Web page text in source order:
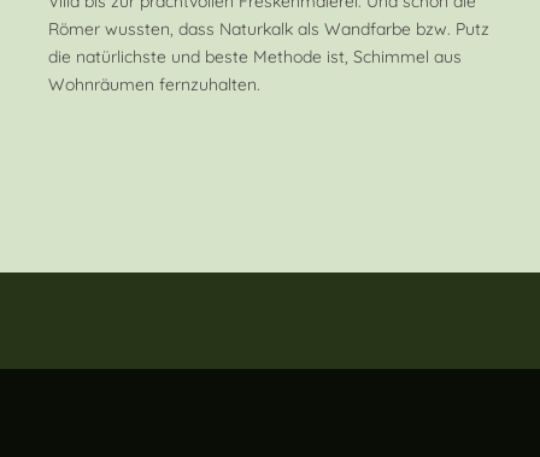
Römer wussten, dass Naturkalk als Wandfarbe bzw. Putz
die natürlichste und beste Methode ist, Schimmel aus
Wohnräumen fernzuhalten.